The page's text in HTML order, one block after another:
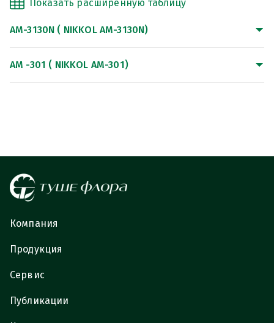
AM-3130N ( NIKKOL AM-3130N)
АМ -301 ( NIKKOL AM-301)
Компания
Продукция
Сервис
Публикации